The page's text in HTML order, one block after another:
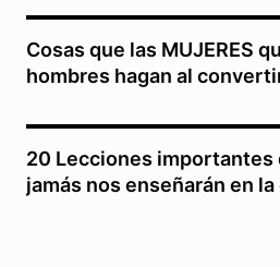
Cosas que las MUJERES
hombres hagan al
20 Lecciones importantes
jamás nos enseñarán en